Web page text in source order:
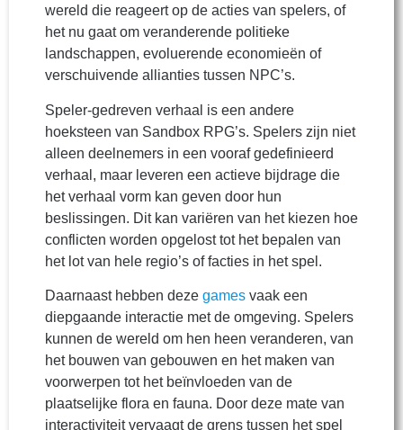
wereld die reageert op de acties van spelers, of
het nu gaat om veranderende politieke
landschappen, evoluerende economieën of
verschuivende allianties tussen NPC’s.
Speler-gedreven verhaal is een andere
hoeksteen van Sandbox RPG’s. Spelers zijn niet
alleen deelnemers in een vooraf gedefinieerd
verhaal, maar leveren een actieve bijdrage die
het verhaal vorm kan geven door hun
beslissingen. Dit kan variëren van het kiezen hoe
conflicten worden opgelost tot het bepalen van
het lot van hele regio’s of facties in het spel.
Daarnaast hebben deze games vaak een
diepgaande interactie met de omgeving. Spelers
kunnen de wereld om hen heen veranderen, van
het bouwen van gebouwen en het maken van
voorwerpen tot het beïnvloeden van de
plaatselijke flora en fauna. Door deze mate van
interactiviteit vervaagt de grens tussen het spel